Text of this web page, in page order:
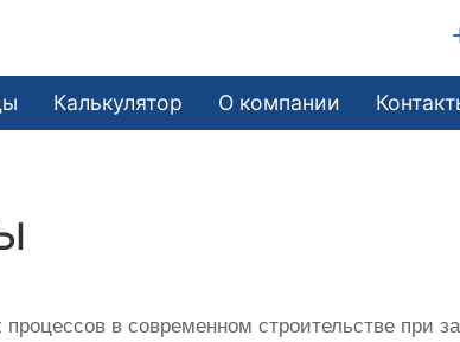
Калькулятор О компании
в современном строительстве при